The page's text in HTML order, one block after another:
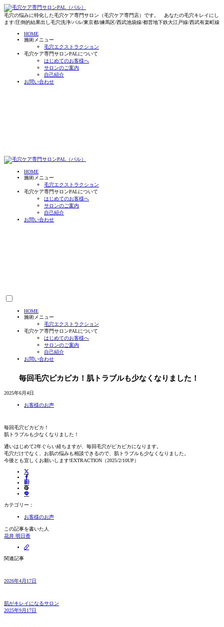
毛穴の悩みに特化した毛穴ケア専門サロン（毛穴ケア専門店）です。 あなたの毛穴キレイにし
ます/圧倒的結果出し毛穴洗浄/パル/東京都/練馬区/西武池袋線/都営地下鉄大江戸線/西武有楽町線
HOME
施術メニュー
毛穴エクストラクション
毛穴ケア専門サロンPALについて
はじめてのお客様へ
サロンのご案内
自己紹介
お問い合わせ
HOME
施術メニュー
毛穴エクストラクション
毛穴ケア専門サロンPALについて
はじめてのお客様へ
サロンのご案内
自己紹介
お問い合わせ
HOME
施術メニュー
毛穴エクストラクション
毛穴ケア専門サロンPALについて
はじめてのお客様へ
サロンのご案内
自己紹介
お問い合わせ
毎回毛穴ピカピカ！肌トラブルも少なくなりました！
2025年6月4日
お客様のお声
毎回毛穴ピカピカ！
肌トラブルも少なくなりました！
通いはじめて2年ぐらい経ちますが、毎回毛穴がピカピカになります。
毛穴だけでなく、お肌の悩みも相談できるので、肌トラブルも少なくなりました。
今後とも宜しくお願いします!EXTRACTION（2025/2/10UP）
カテゴリー：
お客様のお声
この記事を書いた人
花井 明日香
関連記事
2026年4月17日
肌がキレイになるサロン
2025年9月17日